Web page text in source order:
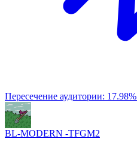
Пересечение аудитории: 17.98%
BL-MODERN -TFGM2